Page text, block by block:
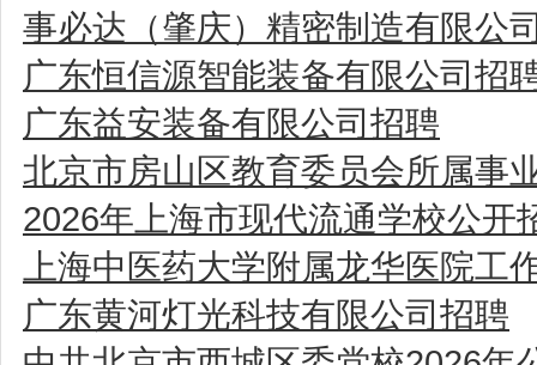
事必达（肇庆）精密制造有限公
广东恒信源智能装备有限公司招
广东益安装备有限公司招聘
北京市房山区教育委员会所属事
2026年上海市现代流通学校公开
上海中医药大学附属龙华医院工
广东黄河灯光科技有限公司招聘